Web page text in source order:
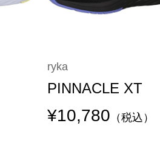
ryka
PINNACLE XT
¥10,780 （税込）